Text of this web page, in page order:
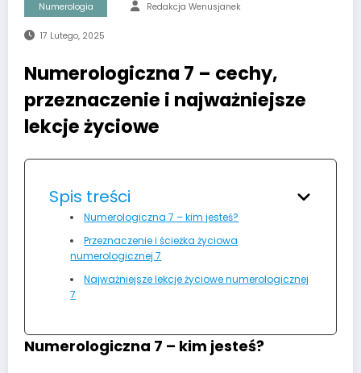
Numerologia Redakcja Wenusjanek
17 Lutego, 2025
Numerologiczna 7 – cechy,
przeznaczenie i najważniejsze
lekcje życiowe
Spis treści
Numerologiczna 7 – kim jesteś?
Przeznaczenie i ścieżka życiowa
numerologicznej 7
Najważniejsze lekcje życiowe numerologicznej
7
Numerologiczna 7 – kim jesteś?